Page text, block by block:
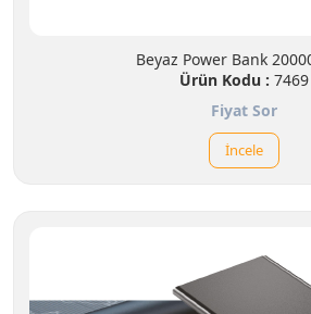
Beyaz Power Bank
Ürün Kodu : 7469
Fiyat Sor
İncele